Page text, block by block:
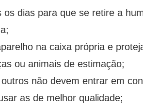
dias para que se retire a
na caixa própria e
ou animais de estimação;
não devem entrar em
as de melhor qualidade;